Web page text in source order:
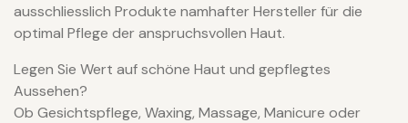
ausschliesslich Produkte namhafter Hersteller für die
optimal Pflege der anspruchsvollen Haut.
Legen Sie Wert auf schöne Haut und gepflegtes
Aussehen?
Ob Gesichtspflege, Waxing, Massage, Manicure oder